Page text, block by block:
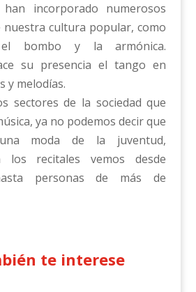
han incorporado numerosos
cultura popular, como
bombo y la armónica.
su presencia el tango en
y melodías.
sectores de la sociedad que
ya no podemos decir que
moda de la juventud,
los recitales vemos desde
personas de más de
te interese